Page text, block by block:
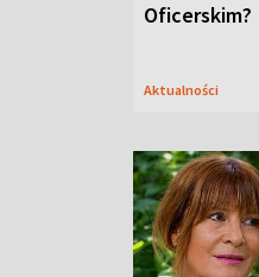
Oficerskim?
Aktualności